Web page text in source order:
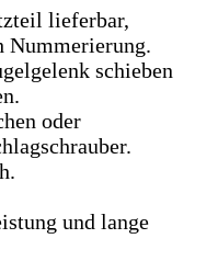
lieferbar,
Nummerierung.
schieben
oder
und lange